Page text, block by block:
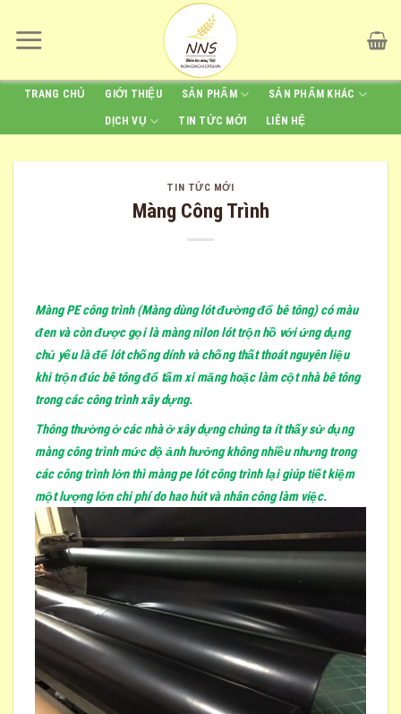
content
TRANG CHỦ GIỚI THIỆU SẢN PHẨM SẢN PHẨM KHÁC
DỊCH VỤ TIN TỨC MỚI LIÊN HỆ
TIN TỨC MỚI
Màng Công Trình
Màng PE công trình (Màng dùng lót đường đổ bê tông) có màu
đen và còn được gọi là màng nilon lót trộn hồ với ứng dụng
chủ yếu là để lót chống dính và chống thất thoát nguyên liệu
khi trộn đúc bê tông đổ tấm xi măng hoặc làm cột nhà bê tông
trong các công trình xây dựng.
Thông thường ở các nhà ở xây dựng chúng ta ít thấy sử dụng
màng công trình mức dộ ảnh hưởng không nhiều nhưng trong
các công trình lớn thì màng pe lót công trình lại giúp tiết kiệm
một lượng lớn chi phí do hao hút và nhân công làm việc.